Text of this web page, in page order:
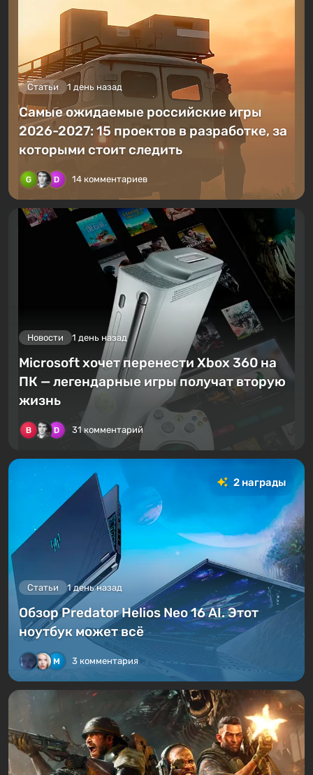
Статьи 1 день назад
Самые ожидаемые российские игры
2026-2027: 15 проектов в разработке, за
которыми стоит следить
14 комментариев
Новости 1 день назад
Microsoft хочет перенести Xbox 360 на
ПК — легендарные игры получат вторую
жизнь
31 комментарий
2 награды
Статьи 1 день назад
Обзор Predator Helios Neo 16 AI. Этот
ноутбук может всё
3 комментария